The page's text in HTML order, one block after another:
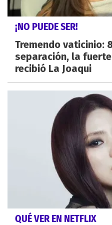
¡NO PUEDE SER!
Tremendo vaticinio:
separación, la
recibió La Joaqui
QUÉ VER EN NETFLIX